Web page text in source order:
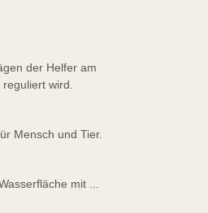
der Helfer am
wird.
Mensch und Tier.
mit ...